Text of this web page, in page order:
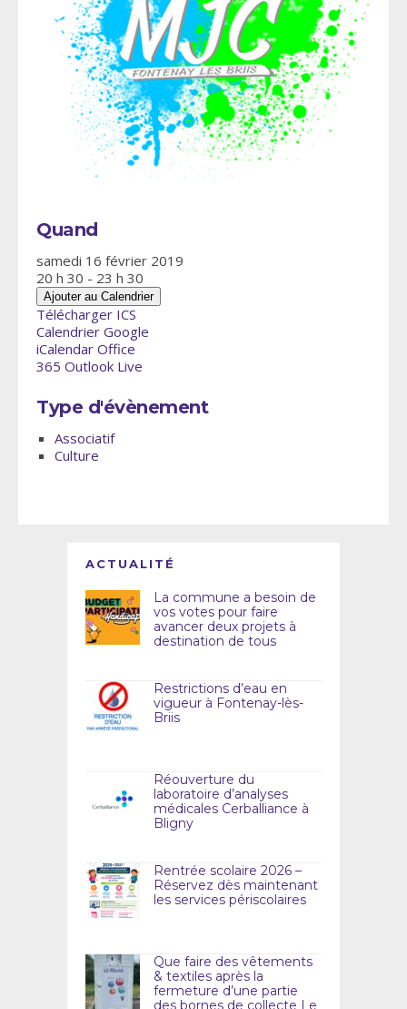
Quand
samedi 16 février 2019
20 h 30 - 23 h 30
Ajouter au Calendrier
Télécharger ICS
Calendrier Google
iCalendar Office
365 Outlook Live
Type d'évènement
Associatif
Culture
ACTUALITÉ
La commune a besoin de
vos votes pour faire
avancer deux projets à
destination de tous
Restrictions d’eau en
vigueur à Fontenay-lès-
Briis
Réouverture du
laboratoire d’analyses
médicales Cerballiance à
Bligny
Rentrée scolaire 2026 –
Réservez dès maintenant
les services périscolaires
Que faire des vêtements
& textiles après la
fermeture d’une partie
des bornes de collecte Le